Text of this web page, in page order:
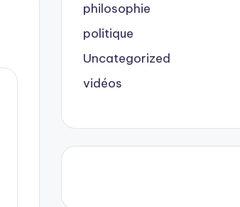
philosophie
politique
Uncategorized
vidéos